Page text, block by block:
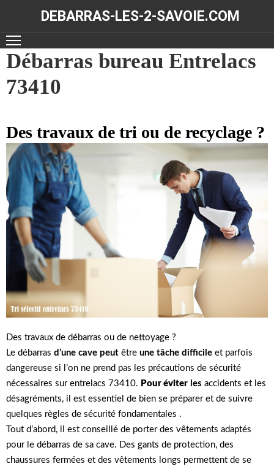
DEBARRAS-LES-2-SAVOIE.COM
ACCUEIL
DÉBARRAS
CONTACT
Débarras bureau Entrelacs
73410
Des travaux de tri ou de recyclage ?
Des travaux de débarras ou de nettoyage ?
Le débarras d’une cave peut être une tâche difficile et parfois
dangereuse si l’on ne prend pas les précautions de sécurité
nécessaires sur entrelacs 73410. Pour éviter les accidents et les
désagréments, il est essentiel de bien se préparer et de suivre
quelques règles de sécurité fondamentales .
Tout d’abord, il est conseillé de porter des vêtements adaptés
pour le débarras de sa cave. Des gants de protection, des
chaussures fermées et des vêtements longs permettent de se